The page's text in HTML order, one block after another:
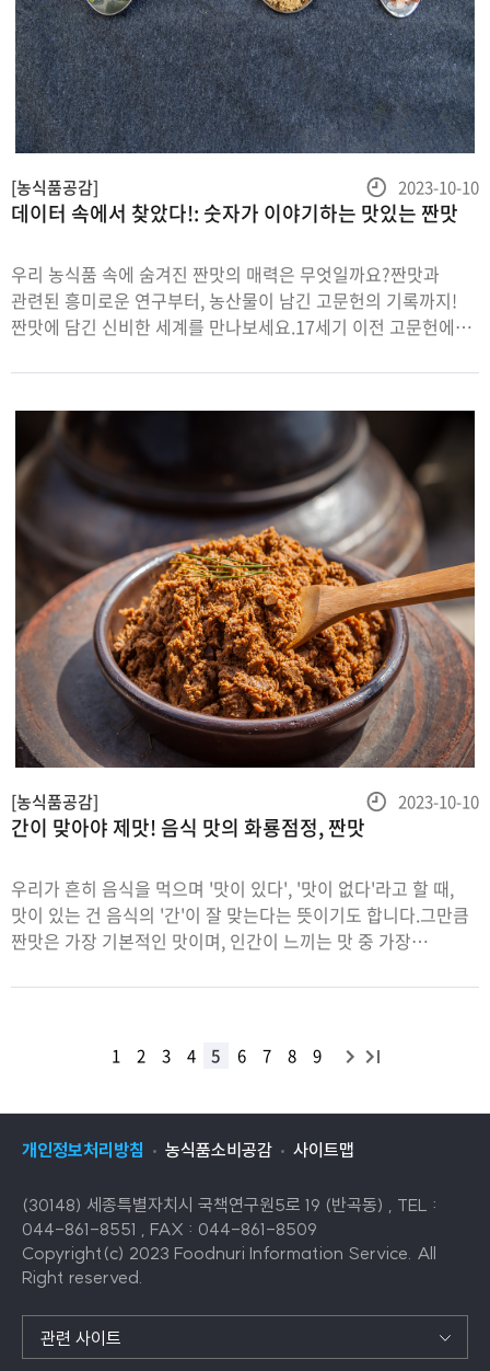
데이터 속에서 찾았다!: 숫자가 이야기하는 맛있는 짠맛
우리 농식품 속에 숨겨진 짠맛의 매력은 무엇일까요?짠맛과
관련된 흥미로운 연구부터, 농산물이 남긴 고문헌의 기록까지!
짠맛에 담긴 신비한 세계를 만나보세요.17세기 이전 고문헌에
까지발간된요리관련문헌에는52종의전통장(醬)
이수록된것으로분석됐습니다.시기별로분류해보면
[농식품공감]
등
록
2023-10-10
간이 맞아야 제맛! 음식 맛의 화룡점정, 짠맛
우리가 흔히 음식을 먹으며 '맛이 있다', '맛이 없다'라고 할 때,
맛이 있는 건 음식의 '간'이 잘 맞는다는 뜻이기도 합니다.그만큼
짠맛은 가장 기본적인 맛이며, 인간이 느끼는 맛 중 가장
장류를 이용해 맛을 더욱 풍부하게 하며,맛있게 '간'이 베어든
[농식품공감]
등
2023-10-10
1 2 3 4 5 6 7 8 9
다
이 동
개인정보처리방침 농식품소비공감 사이트맵
(30148) 세종특별자치시 국책연구원5로 19 (반곡동) , TEL :
044-861-8551 , FAX : 044-861-8509
Copyright(c) 2023 Foodnuri Information Service. All
Right reserved.
관련 사이트